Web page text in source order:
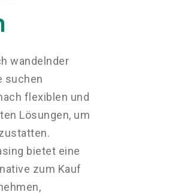
wandelnder
suchen
flexiblen und
Lösungen, um
bietet eine
zum Kauf